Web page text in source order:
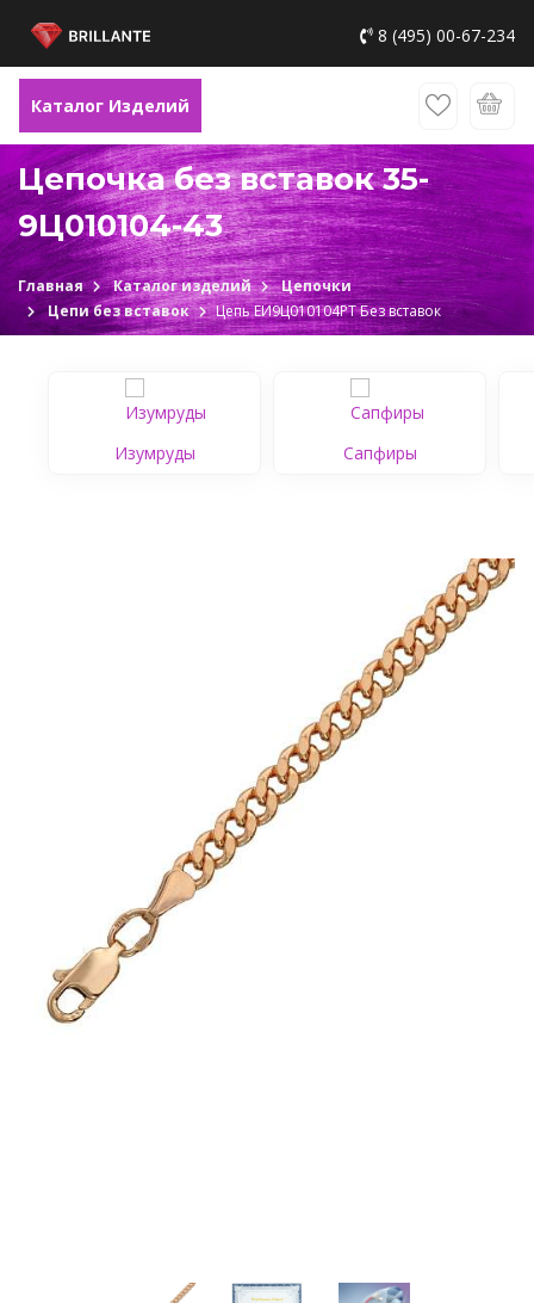
8 (495) 00-67-234
Каталог Изделий
Цепочка без вставок 35-
9Ц010104-43
Главная Каталог изделий
Цепочки
Цепи без вставок
Цепь ЕИ9Ц010104РТ Без вставок
Изумруды Сапфиры